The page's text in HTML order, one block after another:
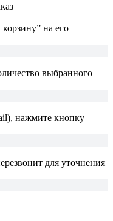
корзину” на его
выбранного
нажмите кнопку
для уточнения